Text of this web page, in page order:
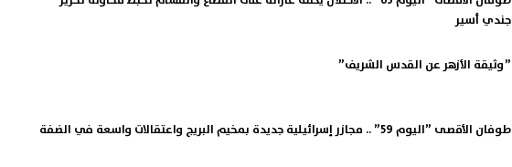
جندي أسير
”وثيقة الأزهر عن القدس الشريف”
طوفان الأقصى ”اليوم 59” .. مجازر إسرائيلية جديدة بمخيم البريج واعتقالات واسعة في الضفة